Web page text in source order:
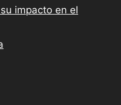
impacto en el